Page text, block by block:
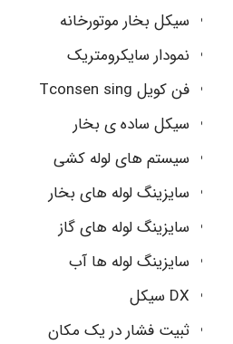
سیکل بخار موتورخانه
نمودار سایکرومتریک
فن کویل Tconsen sing
سیکل ساده ی بخار
سیستم های لوله کشی
سایزینگ لوله های بخار
سایزینگ لوله های گاز
سایزینگ لوله ها آب
DX سیکل
ثبیت فشار در یک مکان